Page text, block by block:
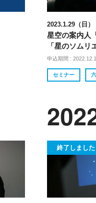
2023.1.29（日）
星空の案内人
「星のソムリ
申込期間 :
セミナー
終了しました